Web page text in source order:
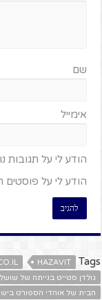
שם
אימייל
הודע לי על תגובות
הודע לי על
Tags
HAZAVIT
גולדן סטייט בנייתה של
הבית של אוהדי הספורט